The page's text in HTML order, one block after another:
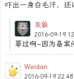
吓出一身白毛汗，还
灰狼
2016-09-19
罪过啊~因为备案
Weidan
2016-09-19 22:48